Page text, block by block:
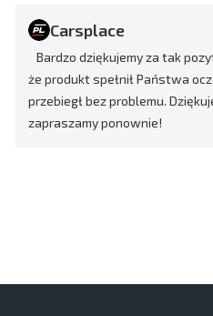
Carsplace
Bardzo dziękujemy za tak
że produkt spełnił Państwa
przebiegł bez problemu.
zapraszamy ponownie!